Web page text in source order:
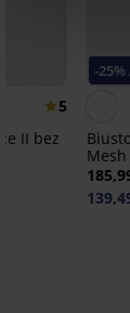
5
II bez
-25%
Mesh